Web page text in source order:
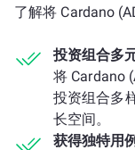
了解将 Cardano
投资组合多
将 Cardano
投资组合多
长空间。
获得独特用例